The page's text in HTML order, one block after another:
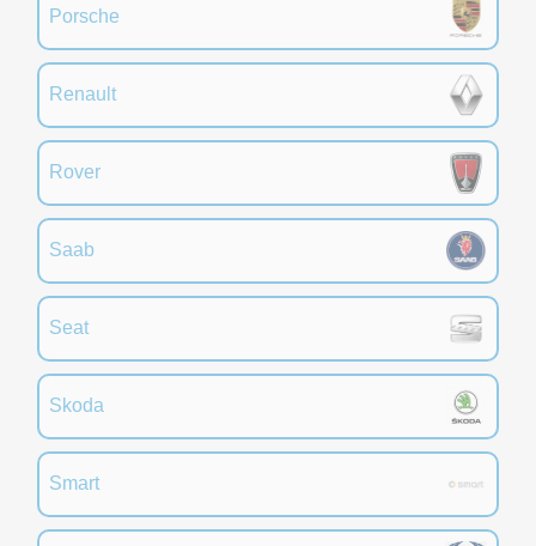
Porsche
Renault
Rover
Saab
Seat
Skoda
Smart